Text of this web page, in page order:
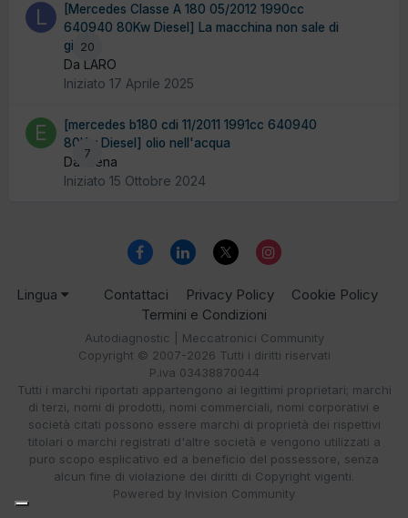
20
[Mercedes Classe A 180 05/2012 1990cc
640940 80Kw Diesel] La macchina non sale di
giri
Da LARO
Iniziato 17 Aprile 2025
7
[mercedes b180 cdi 11/2011 1991cc 640940
80Kw Diesel] olio nell'acqua
Da elena
Iniziato 15 Ottobre 2024
Lingua Contattaci Privacy Policy
Cookie Policy
Termini e Condizioni
Autodiagnostic | Meccatronici Community
Copyright © 2007-2026 Tutti i diritti riservati
P.iva 03438870044
Tutti i marchi riportati appartengono ai legittimi proprietari; marchi
di terzi, nomi di prodotti, nomi commerciali, nomi corporativi e
società citati possono essere marchi di proprietà dei rispettivi
titolari o marchi registrati d'altre società e vengono utilizzati a
puro scopo esplicativo ed a beneficio del possessore, senza
alcun fine di violazione dei diritti di Copyright vigenti.
Powered by Invision Community